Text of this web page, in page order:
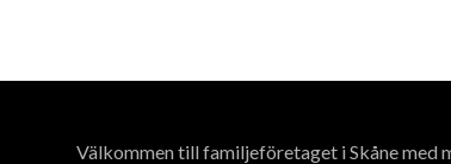
Välkommen till familjeföretaget i Skåne med